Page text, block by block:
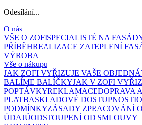
Odesílání...
O nás
VŠE O ZOFISPECIALISTÉ NA
PŘÍBĚHREALIZACE ZATEPLENÍ
VÝROBA
Vše o nákupu
JAK ZOFI VYŘIZUJE VAŠE
BALÍME BALÍČKYJAK V ZOFI
POPTÁVKYREKLAMACEDOPRAVA A
PLATBASKLADOVÉ DOSTUPNOSTI
PODMÍNKYZÁSADY ZPRACOVÁNÍ
ÚDAJŮODSTOUPENÍ OD SMLOUVY